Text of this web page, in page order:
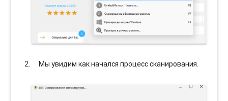
Мы увидим как начался процесс сканирования.